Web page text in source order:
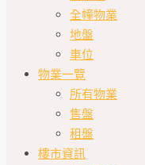
全幢物業
地盤
車位
物業一覽
所有物業
售盤
租盤
樓市資訊